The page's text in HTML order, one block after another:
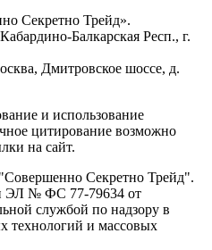
Секретно Трейд».
Балкарская Респ., г.
Дмитровское шоссе, д.
и использование
цитирование возможно
на сайт.
Секретно Трейд".
ЭЛ № ФС 77-79634 от
службой по надзору в
технологий и массовых